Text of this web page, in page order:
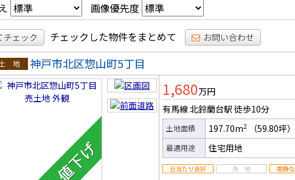
画像優先度
チェック チェックした物件をまとめて お問い合わせ
地
神戸市北区惣山町5丁目
1,680万円
有馬線 北鈴蘭台駅 徒歩10分
土地面積 197.70m2 （59.80坪）
最適用途
住宅用地